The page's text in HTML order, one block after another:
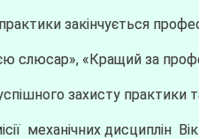
закінчується
слюсар», «Кращий за
захисту практики
механічних дисциплін